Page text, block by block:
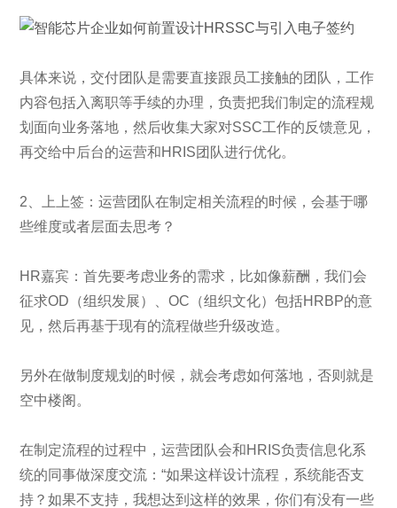
具体来说，交付团队是需要直接跟员工接触的团队，工作
内容包括入离职等手续的办理，负责把我们制定的流程规
划面向业务落地，然后收集大家对SSC工作的反馈意见，
再交给中后台的运营和HRIS团队进行优化。
2、上上签：运营团队在制定相关流程的时候，会基于哪
些维度或者层面去思考？
HR嘉宾：首先要考虑业务的需求，比如像薪酬，我们会
征求OD（组织发展）、OC（组织文化）包括HRBP的意
见，然后再基于现有的流程做些升级改造。
另外在做制度规划的时候，就会考虑如何落地，否则就是
空中楼阁。
在制定流程的过程中，运营团队会和HRIS负责信息化系
统的同事做深度交流：“如果这样设计流程，系统能否支
持？如果不支持，我想达到这样的效果，你们有没有一些